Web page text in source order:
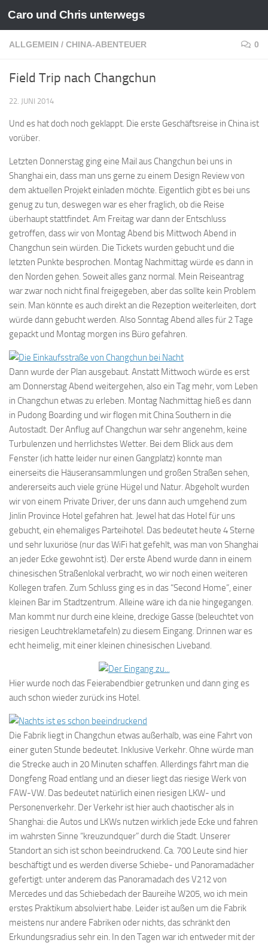
Zum Inhalt springen
Caro und Chris unterwegs
ALLGEMEIN / CHINA-ABENTEUER 0
Field Trip nach Changchun
22. JUNI 2014
Und es hat doch noch geklappt. Die erste Geschäftsreise in China ist
vorüber.
Letzten Donnerstag ging eine Mail aus Changchun bei uns in
Shanghai ein, dass man uns gerne zu einem Design Review von
dem aktuellen Projekt einladen möchte. Eigentlich gibt es bei uns
genug zu tun, deswegen war es eher fraglich, ob die Reise
überhaupt stattfindet. Am Freitag war dann der Entschluss
getroffen, dass wir von Montag Abend bis Mittwoch Abend in
Changchun sein würden. Die Tickets wurden gebucht und die
letzten Punkte besprochen. Montag Nachmittag würde es dann in
den Norden gehen. Soweit alles ganz normal. Mein Reiseantrag
war zwar noch nicht final freigegeben, aber das sollte kein Problem
sein. Man könnte es auch direkt an die Rezeption weiterleiten, dort
würde dann gebucht werden. Also Sonntag Abend alles für 2 Tage
gepackt und Montag morgen ins Büro gefahren.
Dann wurde der Plan ausgebaut. Anstatt Mittwoch würde es erst
am Donnerstag Abend weitergehen, also ein Tag mehr, vom Leben
in Changchun etwas zu erleben. Montag Nachmittag hieß es dann
in Pudong Boarding und wir flogen mit China Southern in die
Autostadt. Der Anflug auf Changchun war sehr angenehm, keine
Turbulenzen und herrlichstes Wetter. Bei dem Blick aus dem
Fenster (ich hatte leider nur einen Gangplatz) konnte man
einerseits die Häuseransammlungen und großen Straßen sehen,
andererseits auch viele grüne Hügel und Natur. Abgeholt wurden
wir von einem Private Driver, der uns dann auch umgehend zum
Jinlin Province Hotel gefahren hat. Jewel hat das Hotel für uns
gebucht, ein ehemaliges Parteihotel. Das bedeutet heute 4 Sterne
und sehr luxuriöse (nur das WiFi hat gefehlt, was man von Shanghai
an jeder Ecke gewohnt ist). Der erste Abend wurde dann in einem
chinesischen Straßenlokal verbracht, wo wir noch einen weiteren
Kollegen trafen. Zum Schluss ging es in das “Second Home”, einer
kleinen Bar im Stadtzentrum. Alleine wäre ich da nie hingegangen.
Man kommt nur durch eine kleine, dreckige Gasse (beleuchtet von
riesigen Leuchtreklametafeln) zu diesem Eingang. Drinnen war es
echt heimelig, mit einer kleinen chinesischen Liveband.
Hier wurde noch das Feierabendbier getrunken und dann ging es
auch schon wieder zurück ins Hotel.
Die Fabrik liegt in Changchun etwas außerhalb, was eine Fahrt von
einer guten Stunde bedeutet. Inklusive Verkehr. Ohne würde man
die Strecke auch in 20 Minuten schaffen. Allerdings fährt man die
Dongfeng Road entlang und an dieser liegt das riesige Werk von
FAW-VW. Das bedeutet natürlich einen riesigen LKW- und
Personenverkehr. Der Verkehr ist hier auch chaotischer als in
Shanghai: die Autos und LKWs nutzen wirklich jede Ecke und fahren
im wahrsten Sinne “kreuzundquer” durch die Stadt. Unserer
Standort an sich ist schon beeindruckend. Ca. 700 Leute sind hier
beschäftigt und es werden diverse Schiebe- und Panoramadächer
gefertigt: unter anderem das Panoramadach des V212 von
Mercedes und das Schiebedach der Baureihe W205, wo ich mein
erstes Praktikum absolviert habe. Leider ist außen um die Fabrik
meistens nur andere Fabriken oder nichts, das schränkt den
Erkundungsradius sehr ein. In den Tagen war ich entweder mit der